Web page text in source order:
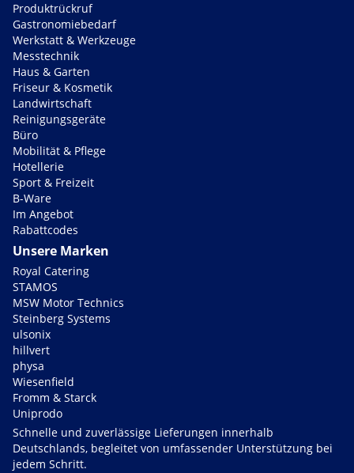
Produktrückruf
Gastronomiebedarf
Werkstatt & Werkzeuge
Messtechnik
Haus & Garten
Friseur & Kosmetik
Landwirtschaft
Reinigungsgeräte
Büro
Mobilität & Pflege
Hotellerie
Sport & Freizeit
B-Ware
Im Angebot
Rabattcodes
Unsere Marken
Royal Catering
STAMOS
MSW Motor Technics
Steinberg Systems
ulsonix
hillvert
physa
Wiesenfield
Fromm & Starck
Uniprodo
Schnelle und zuverlässige Lieferungen innerhalb
Deutschlands, begleitet von umfassender Unterstützung bei
jedem Schritt.